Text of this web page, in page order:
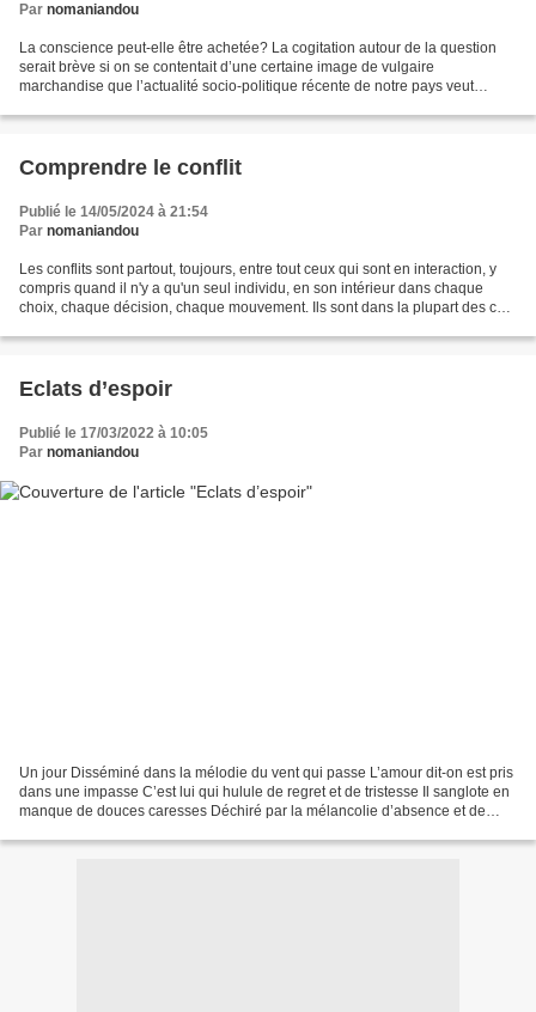
Par nomaniandou
La conscience peut-elle être achetée? La cogitation autour de la question
serait brève si on se contentait d’une certaine image de vulgaire
marchandise que l’actualité socio-politique récente de notre pays veut
Comprendre le conflit
Publié le 14/05/2024 à 21:54
Par nomaniandou
Les conflits sont partout, toujours, entre tout ceux qui sont en interaction, y
compris quand il n'y a qu'un seul individu, en son intérieur dans chaque
choix, chaque décision, chaque mouvement. Ils sont dans la plupart des cas
Eclats d’espoir
Publié le 17/03/2022 à 10:05
Par nomaniandou
Un jour Disséminé dans la mélodie du vent qui passe L’amour dit-on est pris
dans une impasse C’est lui qui hulule de regret et de tristesse Il sanglote en
manque de douces caresses Déchiré par la mélancolie d’absence et de